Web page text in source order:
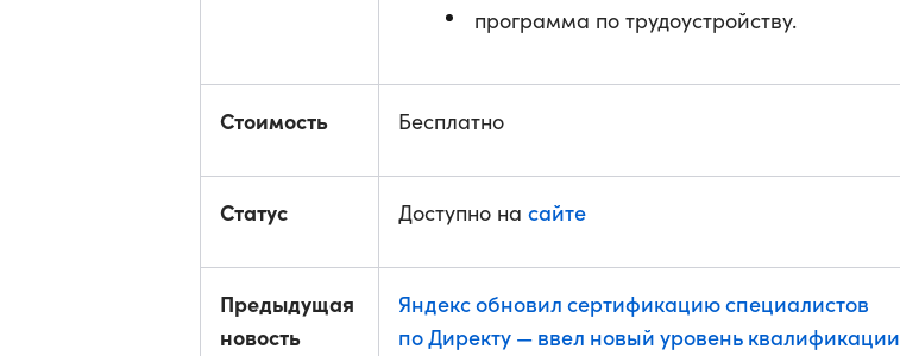
программа по трудоустройству.
Стоимость Бесплатно
Статус Доступно на сайте
Предыдущая
новость
Яндекс обновил сертификацию специалистов
по Директу — ввел новый уровень квалификации